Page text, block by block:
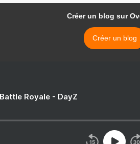
Créer un blog sur
Créer un blog
Royale - DayZ